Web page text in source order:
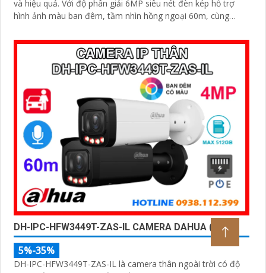
và hiệu quả. Với độ phân giải 6MP siêu nét đèn kép hỗ trợ
hình ảnh màu ban đêm, tầm nhìn hồng ngoại 60m, cùng
camera đảm bảo giám sát chuẩn xác 24/7 hỗ trợ POE, khe
thẻ nhớ lên đến 512GB và chuẩn chống nước IP67
DH-IPC-HFW3449T-ZAS-IL CAMERA DAHUA (4MP)
5%-35%
DH-IPC-HFW3449T-ZAS-IL là camera thân ngoài trời có độ